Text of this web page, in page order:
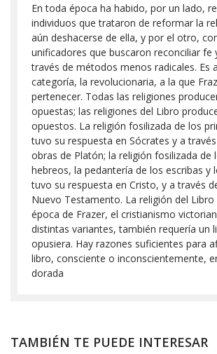
En toda época ha habido, por un lado,
individuos que trataron de reformar la
aún deshacerse de ella, y por el otro,
unificadores que buscaron reconciliar fe
través de métodos menos radicales. Es
categoría, la revolucionaria, a la que
pertenecer. Todas las religiones
opuestas; las religiones del Libro
opuestos. La religión fosilizada de los
tuvo su respuesta en Sócrates y a
obras de Platón; la religión fosilizada de
hebreos, la pedantería de los escribas y
tuvo su respuesta en Cristo, y a través
Nuevo Testamento. La religión del Libro
época de Frazer, el cristianismo
distintas variantes, también requería un
opusiera. Hay razones suficientes para
libro, consciente o inconscientemente,
dorada
TAMBIÉN TE PUEDE INTERESAR